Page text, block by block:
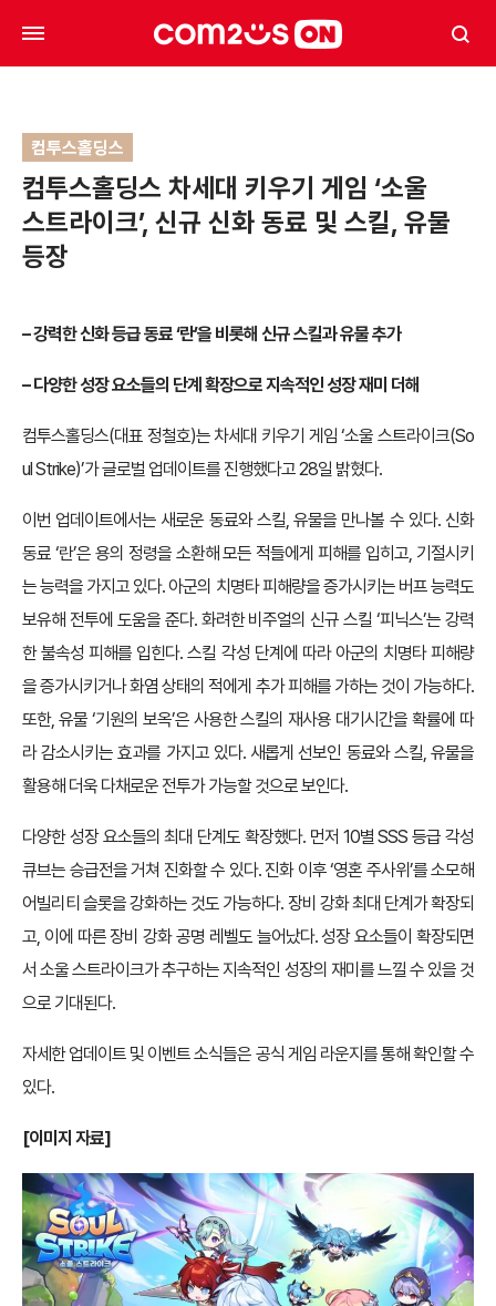
컴투스홀딩스
컴투스홀딩스 차세대 키우기 게임 ‘소울
스트라이크’, 신규 신화 동료 및 스킬, 유물
등장
– 강력한 신화 등급 동료 ‘란’을 비롯해 신규 스킬과 유물 추가
– 다양한 성장 요소들의 단계 확장으로 지속적인 성장 재미 더해
컴투스홀딩스(대표 정철호)는 차세대 키우기 게임 ‘소울 스트라이크(So
ul Strike)’가 글로벌 업데이트를 진행했다고 28일 밝혔다.
이번 업데이트에서는 새로운 동료와 스킬, 유물을 만나볼 수 있다. 신화
동료 ‘란’은 용의 정령을 소환해 모든 적들에게 피해를 입히고, 기절시키
는 능력을 가지고 있다. 아군의 치명타 피해량을 증가시키는 버프 능력도
보유해 전투에 도움을 준다. 화려한 비주얼의 신규 스킬 ‘피닉스’는 강력
한 불속성 피해를 입힌다. 스킬 각성 단계에 따라 아군의 치명타 피해량
을 증가시키거나 화염 상태의 적에게 추가 피해를 가하는 것이 가능하다.
또한, 유물 ‘기원의 보옥’은 사용한 스킬의 재사용 대기시간을 확률에 따
라 감소시키는 효과를 가지고 있다. 새롭게 선보인 동료와 스킬, 유물을
활용해 더욱 다채로운 전투가 가능할 것으로 보인다.
다양한 성장 요소들의 최대 단계도 확장했다. 먼저 10별 SSS 등급 각성
큐브는 승급전을 거쳐 진화할 수 있다. 진화 이후 ‘영혼 주사위’를 소모해
어빌리티 슬롯을 강화하는 것도 가능하다. 장비 강화 최대 단계가 확장되
고, 이에 따른 장비 강화 공명 레벨도 늘어났다. 성장 요소들이 확장되면
서 소울 스트라이크가 추구하는 지속적인 성장의 재미를 느낄 수 있을 것
으로 기대된다.
자세한 업데이트 및 이벤트 소식들은 공식 게임 라운지를 통해 확인할 수
있다.
[이미지 자료]